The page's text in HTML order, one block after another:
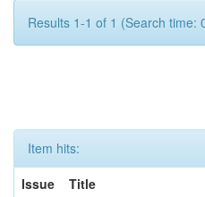
Results 1-1 of 1 (Search time:
Item hits:
Issue
Title